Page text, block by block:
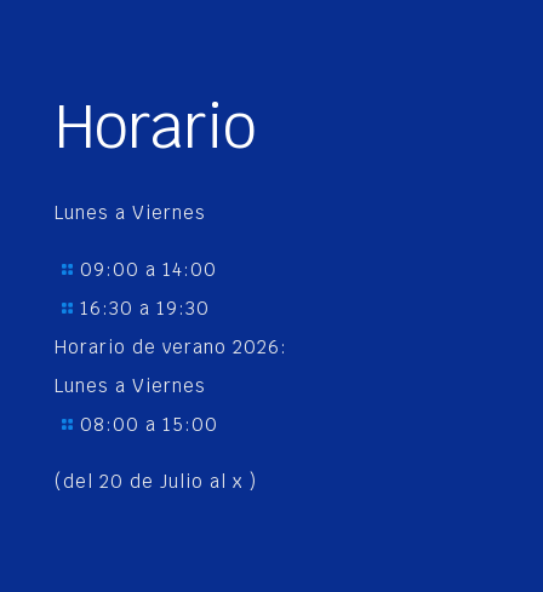
Horario
Lunes a Viernes
09:00 a 14:00
16:30 a 19:30
Horario de verano 2026:
Lunes a Viernes
08:00 a 15:00
(del 20 de Julio al x )